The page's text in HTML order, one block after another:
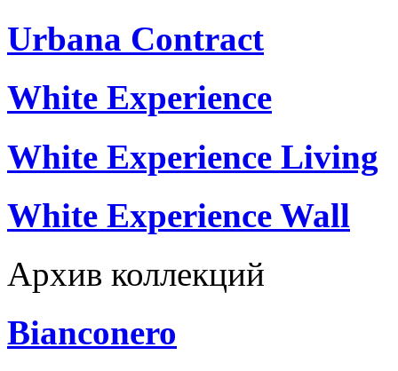
Urbana Contract
White Experience
White Experience Living
White Experience Wall
Архив коллекций
Bianconero